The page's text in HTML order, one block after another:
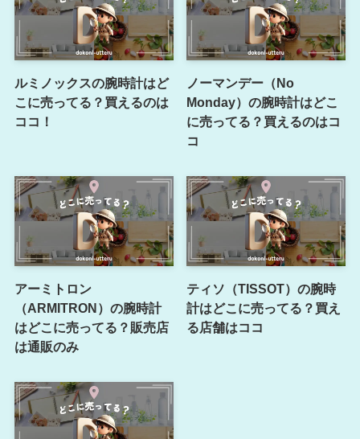
ルミノックスの腕時計はど
こに売ってる？買えるのは
ココ！
ノーマンデー（No
Monday）の腕時計はどこ
に売ってる？買えるのはコ
コ
アーミトロン
（ARMITRON）の腕時計
はどこに売ってる？販売店
は通販のみ
ティソ（TISSOT）の腕時
計はどこに売ってる？買え
る店舗はココ